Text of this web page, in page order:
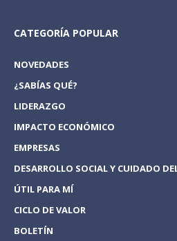
CATEGORÍA POPULAR
NOVEDADES
¿SABÍAS QUÉ?
LIDERAZGO
IMPACTO ECONÓMICO
EMPRESAS
DESARROLLO SOCIAL Y CUIDADO
ÚTIL PARA MÍ
CICLO DE VALOR
BOLETÍN